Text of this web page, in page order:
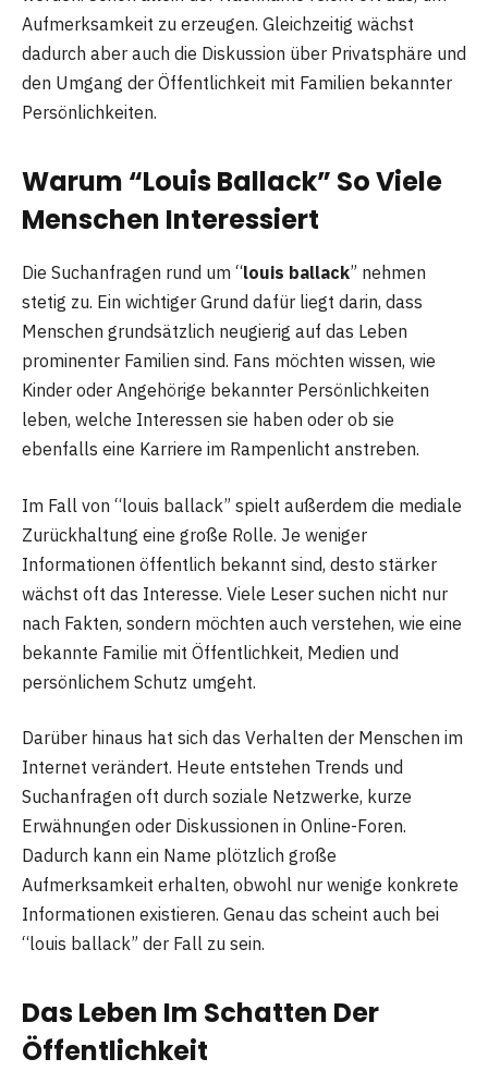
Aufmerksamkeit zu erzeugen. Gleichzeitig wächst
dadurch aber auch die Diskussion über Privatsphäre und
den Umgang der Öffentlichkeit mit Familien bekannter
Persönlichkeiten.
Warum “Louis Ballack” So Viele
Menschen Interessiert
Die Suchanfragen rund um “louis ballack” nehmen
stetig zu. Ein wichtiger Grund dafür liegt darin, dass
Menschen grundsätzlich neugierig auf das Leben
prominenter Familien sind. Fans möchten wissen, wie
Kinder oder Angehörige bekannter Persönlichkeiten
leben, welche Interessen sie haben oder ob sie
ebenfalls eine Karriere im Rampenlicht anstreben.
Im Fall von “louis ballack” spielt außerdem die mediale
Zurückhaltung eine große Rolle. Je weniger
Informationen öffentlich bekannt sind, desto stärker
wächst oft das Interesse. Viele Leser suchen nicht nur
nach Fakten, sondern möchten auch verstehen, wie eine
bekannte Familie mit Öffentlichkeit, Medien und
persönlichem Schutz umgeht.
Darüber hinaus hat sich das Verhalten der Menschen im
Internet verändert. Heute entstehen Trends und
Suchanfragen oft durch soziale Netzwerke, kurze
Erwähnungen oder Diskussionen in Online-Foren.
Dadurch kann ein Name plötzlich große
Aufmerksamkeit erhalten, obwohl nur wenige konkrete
Informationen existieren. Genau das scheint auch bei
“louis ballack” der Fall zu sein.
Das Leben Im Schatten Der
Öffentlichkeit